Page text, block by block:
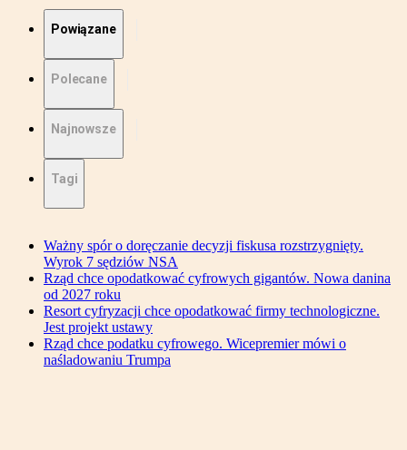
Powiązane
Polecane
Najnowsze
Tagi
Ważny spór o doręczanie decyzji fiskusa rozstrzygnięty.
Wyrok 7 sędziów NSA
Rząd chce opodatkować cyfrowych gigantów. Nowa danina
od 2027 roku
Resort cyfryzacji chce opodatkować firmy technologiczne.
Jest projekt ustawy
Rząd chce podatku cyfrowego. Wicepremier mówi o
naśladowaniu Trumpa